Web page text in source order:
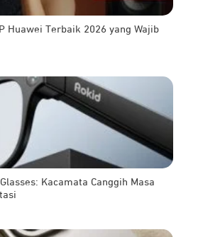
Huawei Terbaik 2026 yang Wajib
Kacamata Canggih Masa